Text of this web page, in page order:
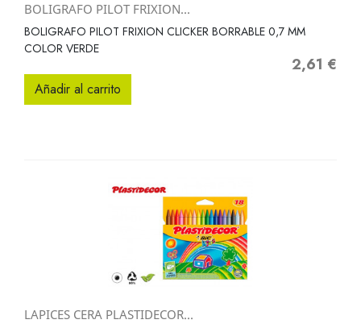
BOLIGRAFO PILOT FRIXION...
BOLIGRAFO PILOT FRIXION CLICKER BORRABLE 0,7 MM
COLOR VERDE
Precio
2,61 €
Añadir al carrito
LAPICES CERA PLASTIDECOR...